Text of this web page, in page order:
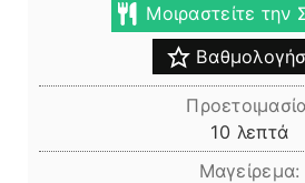
Μοιραστείτε την
10 λεπτά
λεπτά
Μαγείρεμα: